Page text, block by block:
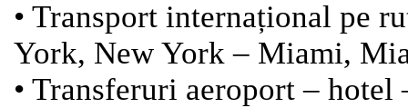
• Transport internațional pe
York, New York – Miami,
• Transferuri aeroport –